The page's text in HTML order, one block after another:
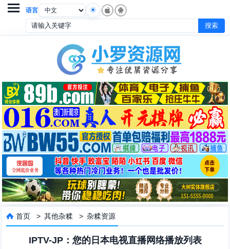
语言

 首页 >其他杂糅 >杂糅资源
IPTV-JP：您的日本电视直播网络播放列表